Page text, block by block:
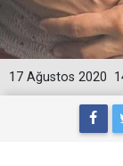
17 Ağustos 2020